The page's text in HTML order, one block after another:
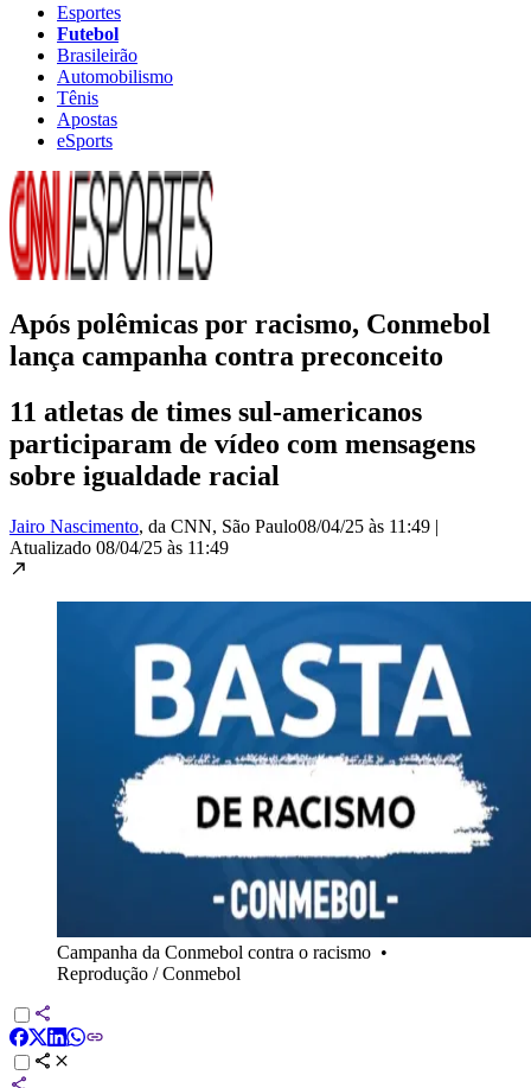
Esportes
Futebol
Brasileirão
Automobilismo
Tênis
Apostas
eSports
Após polêmicas por racismo, Conmebol
lança campanha contra preconceito
11 atletas de times sul-americanos
participaram de vídeo com mensagens
sobre igualdade racial
Jairo Nascimento, da CNN, São Paulo08/04/25 às 11:49 |
Atualizado 08/04/25 às 11:49
Campanha da Conmebol contra o racismo •
Reprodução / Conmebol